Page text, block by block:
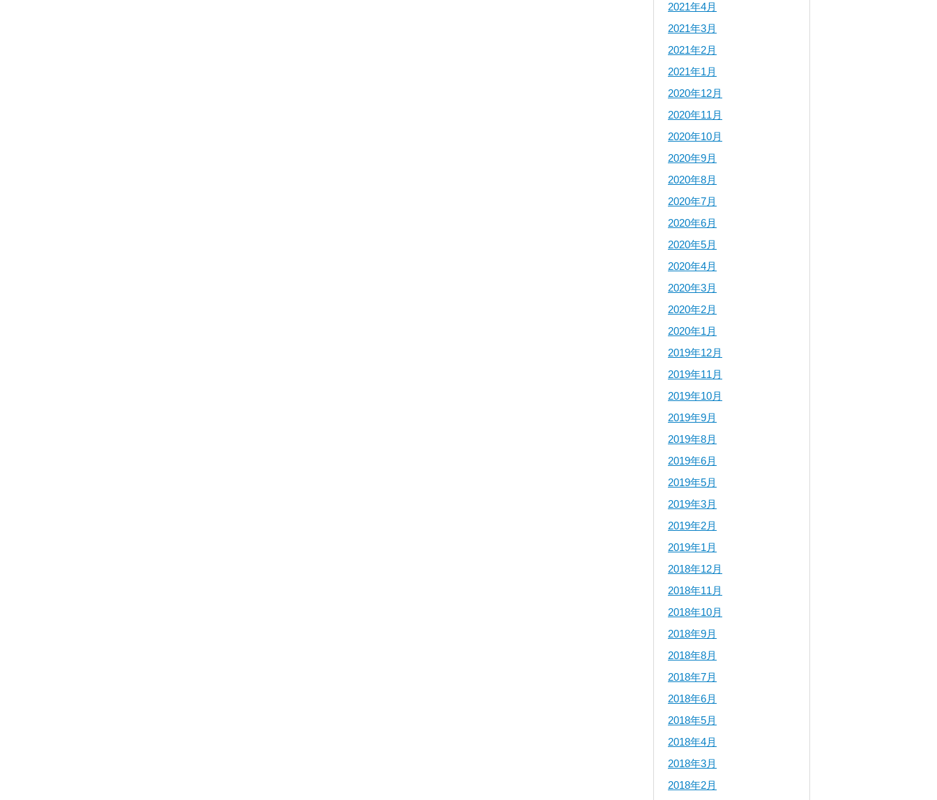
2021年4月
2021年3月
2021年2月
2021年1月
2020年12月
2020年11月
2020年10月
2020年9月
2020年8月
2020年7月
2020年6月
2020年5月
2020年4月
2020年3月
2020年2月
2020年1月
2019年12月
2019年11月
2019年10月
2019年9月
2019年8月
2019年6月
2019年5月
2019年3月
2019年2月
2019年1月
2018年12月
2018年11月
2018年10月
2018年9月
2018年8月
2018年7月
2018年6月
2018年5月
2018年4月
2018年3月
2018年2月